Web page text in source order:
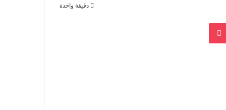
دقيقة واحدة